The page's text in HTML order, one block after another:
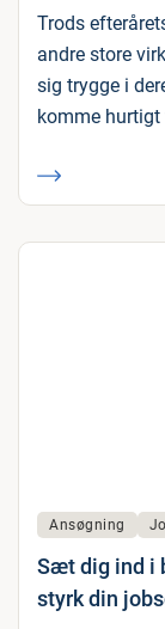
Trods
andre store
sig trygge i
komme hurtigt
Ansøgning
Sæt dig ind i
styrk din